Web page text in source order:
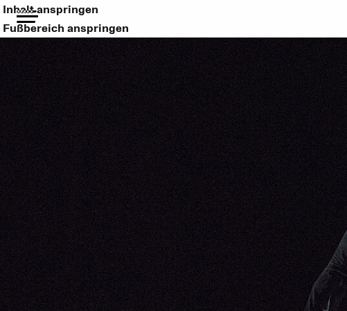
Inhalt anspringen
Fußbereich anspringen